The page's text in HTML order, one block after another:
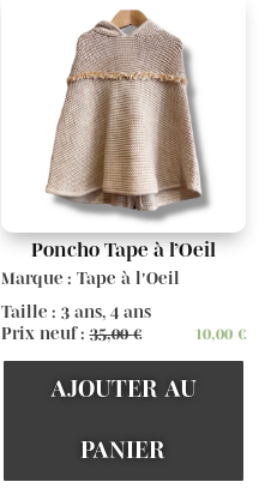
Poncho Tape à l’Oeil
Marque : Tape à l'Oeil
Taille : 3 ans, 4 ans
Prix neuf :35,00€ 10,00 €
AJOUTER AU
PANIER